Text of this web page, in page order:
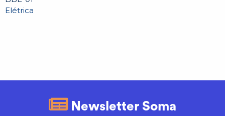
Elétrica
Newsletter Soma